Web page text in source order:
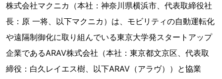
株式会社マクニカ（本社：神奈川県横浜市、代表取締役社
長：原 一将、以下マクニカ）は、モビリティの自動運転化
や遠隔制御化に取り組んでいる東京大学発スタートアップ
企業であるARAV株式会社（本社：東京都文京区、代表取
締役：白久レイエス樹、以下ARAV（アラヴ））と協業